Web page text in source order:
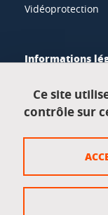
Vidéoprotection
Informations
Données
Crédits
Ce site
contrôle sur